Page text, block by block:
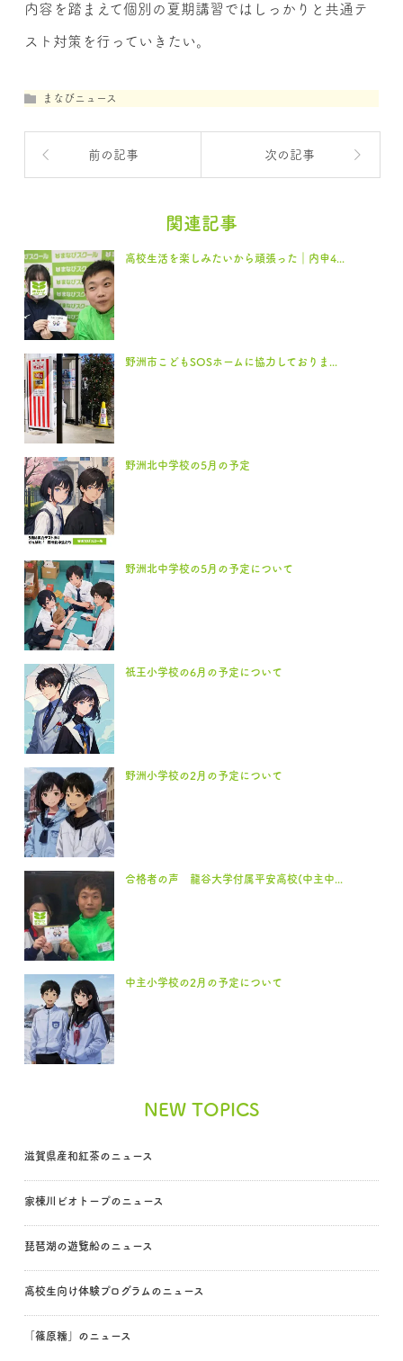
内容を踏まえて個別の夏期講習ではしっかりと共通テ
スト対策を行っていきたい。
まなびニュース
前の記事 次の記事
関連記事
高校生活を楽しみたいから頑張った｜内申4...
野洲市こどもSOSホームに協力しておりま...
野洲北中学校の5月の予定
野洲北中学校の5月の予定について
祇王小学校の6月の予定について
野洲小学校の2月の予定について
合格者の声 龍谷大学付属平安高校(中主中...
中主小学校の2月の予定について
NEW TOPICS
滋賀県産和紅茶のニュース
家棟川ビオトープのニュース
琵琶湖の遊覧船のニュース
高校生向け体験プログラムのニュース
「篠原糯」のニュース